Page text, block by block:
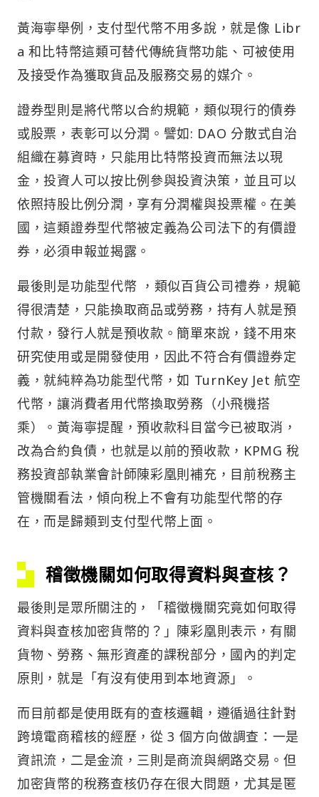
黃海寧舉例，支付型代幣不用多說，就是像 Libr
a 和比特幣這類可替代傳統貨幣功能、可被使用
及接受作為獲取貨品及服務交易的媒介。
證券型則是將代幣以合約規範，類似現行的債券
或股票，表彰可以分潤。譬如: DAO 分散式自治
組織在募資時，只能用比特幣投資而無法以現
金，投資人可以按比例參與投資決策，並且可以
依照持股比例分潤，享有分潤權與投票權。在美
國，這類證券型代幣被定義為公司法下的有價證
券，必須申報並揭露。
最後則是功能型代幣 ，類似百貨公司禮券，規範
得很清楚，只能換取商品或勞務，持有人就是預
付款，發行人就是預收款。簡單來說，錢不用來
研究使用或是開發使用，因此不符合有價證券定
義，就純粹為功能型代幣，如 TurnKey Jet 航空
代幣，讓消費者用代幣換取勞務（小飛機搭
乘）。黃海寧提醒，預收款科目當今已被取消，
改為合約負債，也就是以前的預收款，KPMG 稅
務投資部執業會計師陳彩凰則補充，目前稅務主
管機關看法，傾向稅上不會有功能型代幣的存
在，而是歸類到支付型代幣上面。
稽徵機關如何取得資料與查核？
最後則是眾所關注的，「稽徵機關究竟如何取得
資料與查核加密貨幣的？」陳彩凰則表示，有關
貨物、勞務、無形資產的課稅部分，國內的判定
原則，就是「有沒有使用到本地資源」。
而目前都是使用既有的查核邏輯，遵循過往針對
跨境電商稽核的經歷，從 3 個方向做調查：一是
資訊流，二是金流，三則是商流與網路交易。但
加密貨幣的稅務查核仍存在很大問題，尤其是匿